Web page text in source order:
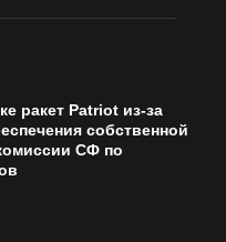
ракет Patriot из-за
собственной
СФ по